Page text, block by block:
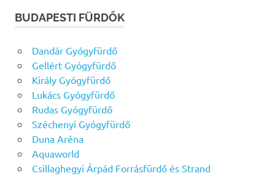
BUDAPESTI FÜRDŐK
Dandár Gyógyfürdő
Gellért Gyógyfürdő
Király Gyógyfürdő
Lukács Gyógyfürdő
Rudas Gyógyfürdő
Széchenyi Gyógyfürdő
Duna Aréna
Aquaworld
Csillaghegyi Árpád Forrásfürdő és Strand